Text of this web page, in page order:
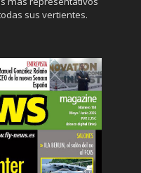
sus vertientes.